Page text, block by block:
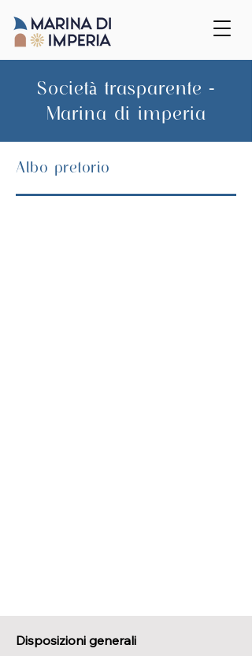
Società trasparente -
Marina di imperia
Albo pretorio
Disposizioni generali